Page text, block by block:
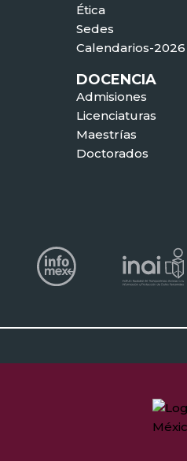
Ética
Sedes
Calendarios-2026
DOCENCIA
Admisiones
Licenciaturas
Maestrías
Doctorados